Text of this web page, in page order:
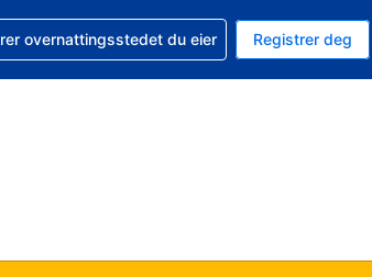
dollar som valuta
Norsk som språk
bookingen din
overnattingsstedet du eier Registrer deg